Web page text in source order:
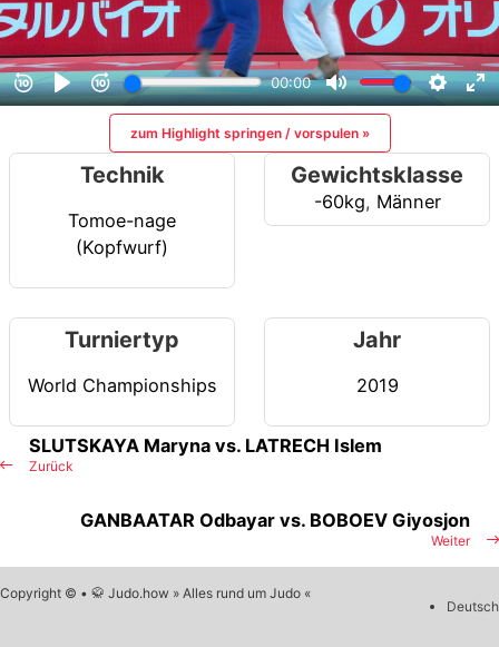
zum Highlight springen / vorspulen »
Technik
Tomoe-nage
(Kopfwurf)
Gewichtsklasse
-60kg, Männer
Turniertyp
World Championships
Jahr
2019
Zurück
SLUTSKAYA Maryna vs. LATRECH Islem
Weiter
GANBAATAR Odbayar vs. BOBOEV Giyosjon
Copyright © • 🥋 Judo.how » Alles rund um Judo «
Deutsch